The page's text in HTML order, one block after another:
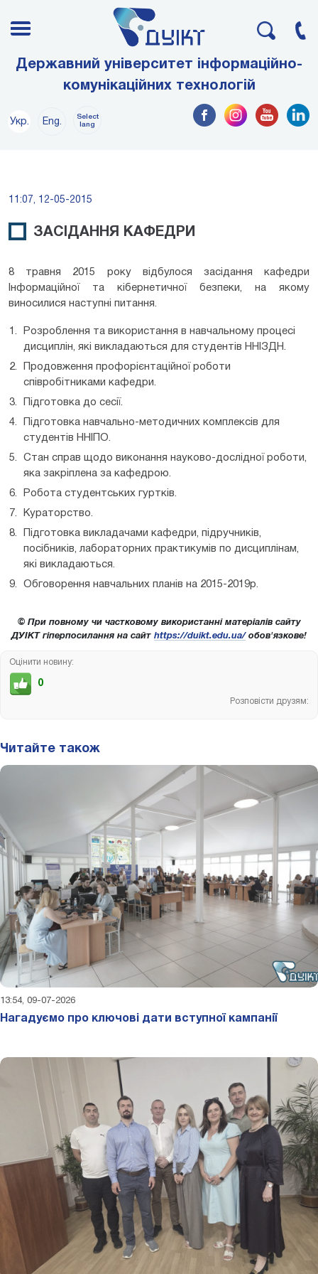
Державний університет інформаційно-
комунікаційних технологій
Укр. Eng.
Select
lang
11:07, 12-05-2015
ЗАСІДАННЯ КАФЕДРИ
8 травня 2015 року відбулося засідання кафедри
Інформаційної та кібернетичної безпеки, на якому
виносилися наступні питання.
Розроблення та використання в навчальному процесі
дисциплін, які викладаються для студентів ННІЗДН.
Продовження профорієнтаційної роботи
співробітниками кафедри.
Підготовка до сесії.
Підготовка навчально-методичних комплексів для
студентів ННІПО.
Стан справ щодо виконання науково-дослідної роботи,
яка закріплена за кафедрою.
Робота студентських гуртків.
Кураторство.
Підготовка викладачами кафедри, підручників,
посібників, лабораторних практикумів по дисциплінам,
які викладаються.
Обговорення навчальних планів на 2015-2019р.
© При повному чи частковому використанні матеріалів сайту
ДУІКТ гіперпосилання на сайт https://duikt.edu.ua/обов'язкове!
Оцінити новину:
0
Розповісти друзям:
Читайте також
13:54, 09-07-2026
Нагадуємо про ключові дати вступної кампанії